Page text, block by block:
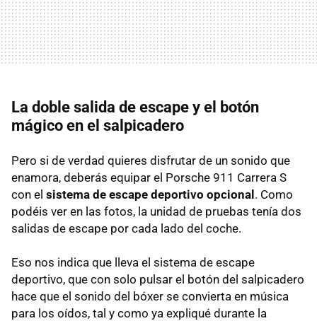
La doble salida de escape y el botón
mágico en el salpicadero
Pero si de verdad quieres disfrutar de un sonido que
enamora, deberás equipar el Porsche 911 Carrera S
con el sistema de escape deportivo opcional. Como
podéis ver en las fotos, la unidad de pruebas tenía dos
salidas de escape por cada lado del coche.
Eso nos indica que lleva el sistema de escape
deportivo, que con solo pulsar el botón del salpicadero
hace que el sonido del bóxer se convierta en música
para los oídos, tal y como ya expliqué durante la